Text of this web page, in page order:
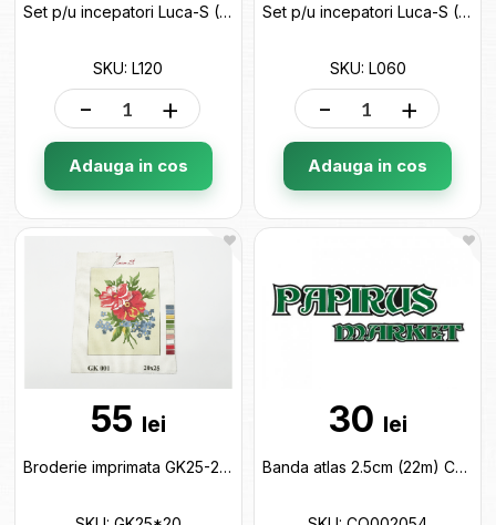
Set p/u incepatori Luca-S (120) L120
SKU: L120
- +
Adauga in cos
Set p/u incepatori Luca-S (060) L060
SKU: L060
- +
Adauga in cos
55 lei
Broderie imprimata GK25-20 GK25*20
30 lei
Banda atlas 2.5cm (22m) CO002054